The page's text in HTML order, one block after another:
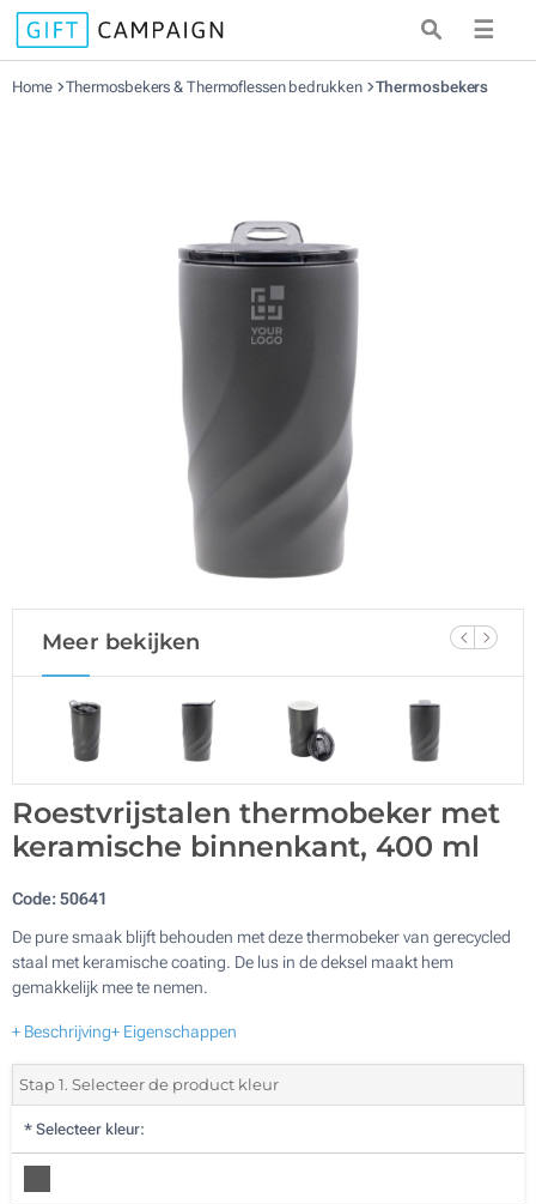
☰
Home Thermosbekers & Thermoflessen bedrukken Thermosbekers
Meer bekijken
Roestvrijstalen thermobeker met
keramische binnenkant, 400 ml
Code:50641
De pure smaak blijft behouden met deze thermobeker van gerecycled
staal met keramische coating. De lus in de deksel maakt hem
gemakkelijk mee te nemen.
+ Beschrijving+ Eigenschappen
Stap 1. Selecteer de product kleur
* Selecteer kleur: